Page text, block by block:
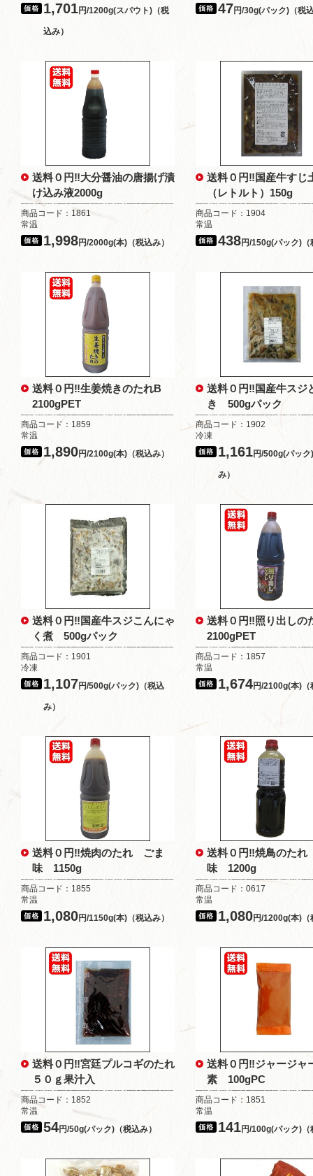
1,701円/1200g(スパウト)（税
込み）
47円/30g(パック)（税
送料０円‼大分醤油の唐揚げ漬
け込み液2000g
商品コード：1861
常温
1,998円/2000g(本)（税込み）
送料０円‼国産牛すじ
（レトルト）150g
商品コード：1904
常温
438円/150g(パック)（
送料０円‼生姜焼きのたれB
2100gPET
商品コード：1859
常温
1,890円/2100g(本)（税込み）
送料０円‼国産牛スジ
き 500gパック
商品コード：1902
冷凍
1,161円/500g(パッ
み）
送料０円‼国産牛スジこんにゃ
く煮 500gパック
商品コード：1901
冷凍
1,107円/500g(パック)（税込
み）
送料０円‼照り出し
2100gPET
商品コード：1857
常温
1,674円/2100g(本)（
送料０円‼焼肉のたれ ごま
味 1150g
商品コード：1855
常温
1,080円/1150g(本)（税込み）
送料０円‼焼鳥のた
味 1200g
商品コード：0617
常温
1,080円/1200g(本)（
送料０円‼宮廷プルコギのたれ
５０ｇ果汁入
商品コード：1852
常温
54円/50g(パック)（税込み）
送料０円‼ジャージャ
素 100gPC
商品コード：1851
常温
141円/100g(パック)（